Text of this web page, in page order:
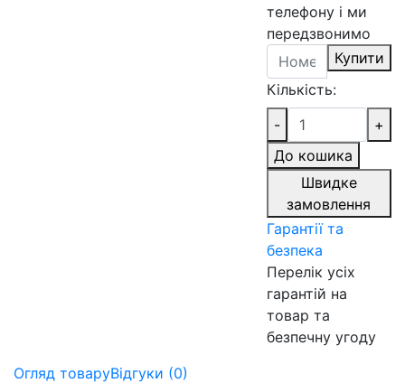
телефону і ми
передзвонимо
Купити
Кількість:
-
+
До кошика
Швидке
замовлення
Гарантії та
безпека
Перелік усіх
гарантій на
товар та
безпечну угоду
Огляд товаруВідгуки (0)